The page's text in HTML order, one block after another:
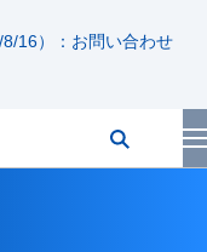
16）：お問い合わせ